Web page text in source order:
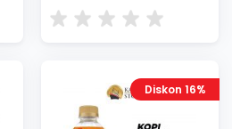
Diskon 16%